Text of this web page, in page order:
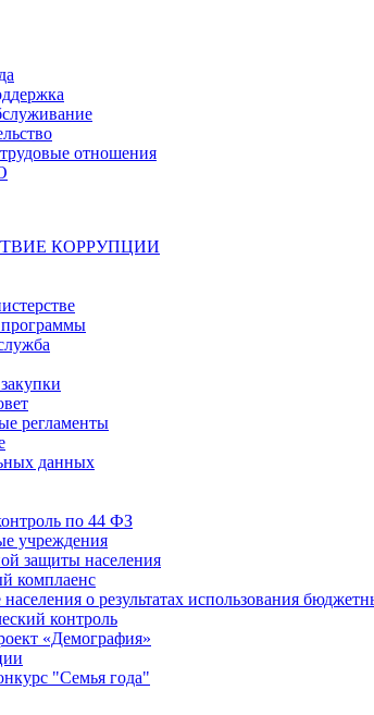
отношения
КОРРУПЦИИ
программы
регламенты
данных
по 44 ФЗ
учреждения
защиты населения
комплаенс
о результатах использования
контроль
«Демография»
"Семья года"